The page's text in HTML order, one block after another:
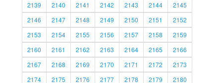
2139
2140 2141 2142 2143 2144
2145
2146
2147 2148 2149 2150 2151
2152
2153
2154 2155 2156 2157 2158
2159
2160
2161 2162 2163 2164 2165
2166
2167
2168 2169 2170 2171 2172
2173
2174
2175 2176 2177 2178 2179
2180